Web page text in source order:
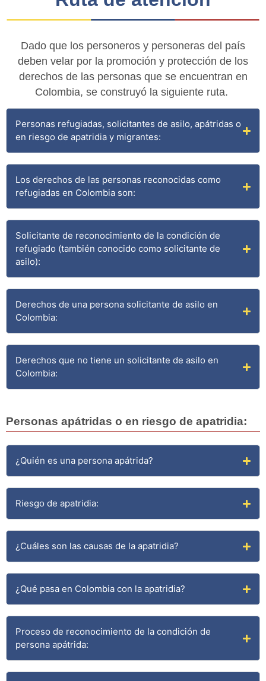
Dado que los personeros y personeras del país
deben velar por la promoción y protección de los
derechos de las personas que se encuentran en
Colombia, se construyó la siguiente ruta.
Personas refugiadas, solicitantes de asilo, apátridas o
en riesgo de apatridia y migrantes:
Los derechos de las personas reconocidas como
refugiadas en Colombia son:
Solicitante de reconocimiento de la condición de
refugiado (también conocido como solicitante de
asilo):
Derechos de una persona solicitante de asilo en
Colombia:
Derechos que no tiene un solicitante de asilo en
Colombia:
Personas apátridas o en riesgo de apatridia:
¿Quién es una persona apátrida?
Riesgo de apatridia:
¿Cuáles son las causas de la apatridia?
¿Qué pasa en Colombia con la apatridia?
Proceso de reconocimiento de la condición de
persona apátrida: